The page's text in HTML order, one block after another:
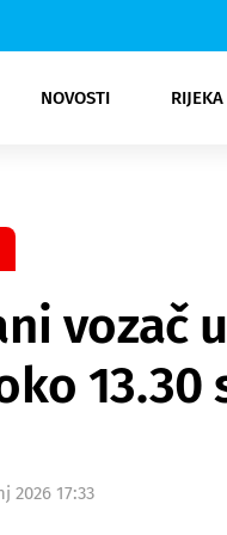
NOVOSTI
Rijeka Opatija
NK
Moda
Kultura
vozač
2026 17:33